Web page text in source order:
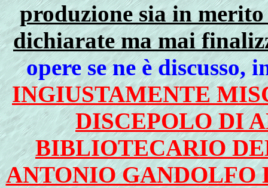
produzione sia in
dichiarate ma mai
opere se ne è
INGIUSTAMENTE
DISCEPOLO DI
BIBLIOTECARIO
ANTONIO